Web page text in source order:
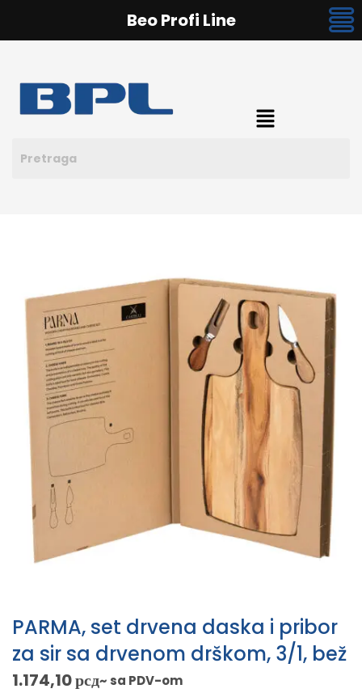
PARMA, set drvena daska i pribor
za sir sa drvenom drškom, 3/1, bež
1.174,10рсд~ sa PDV-om
Beo Profi Line